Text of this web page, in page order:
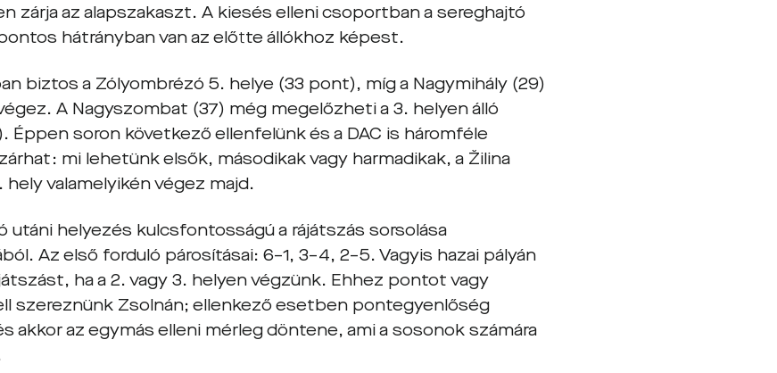
zárja az alapszakaszt. A kiesés elleni csoportban a sereghajtó
hátrányban van az előtte állókhoz képest.
biztos a Zólyombrézó 5. helye (33 pont), míg a Nagymihály (29)
A Nagyszombat (37) még megelőzheti a 3. helyen álló
Éppen soron következő ellenfelünk és a DAC is háromféle
mi lehetünk elsők, másodikak vagy harmadikak, a Žilina
hely valamelyikén végez majd.
utáni helyezés kulcsfontosságú a rájátszás sorsolása
Az első forduló párosításai: 6–1, 3–4, 2–5. Vagyis hazai pályán
ha a 2. vagy 3. helyen végzünk. Ehhez pontot vagy
szereznünk Zsolnán; ellenkező esetben pontegyenlőség
akkor az egymás elleni mérleg döntene, ami a sosonok számára